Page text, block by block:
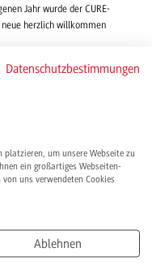
Jahr wurde der CURE-
herzlich willkommen
Datenschutzbestimmungen
platzieren, um unsere Webseite zu
ein großartiges Webseiten-
uns verwendeten Cookies
Ablehnen